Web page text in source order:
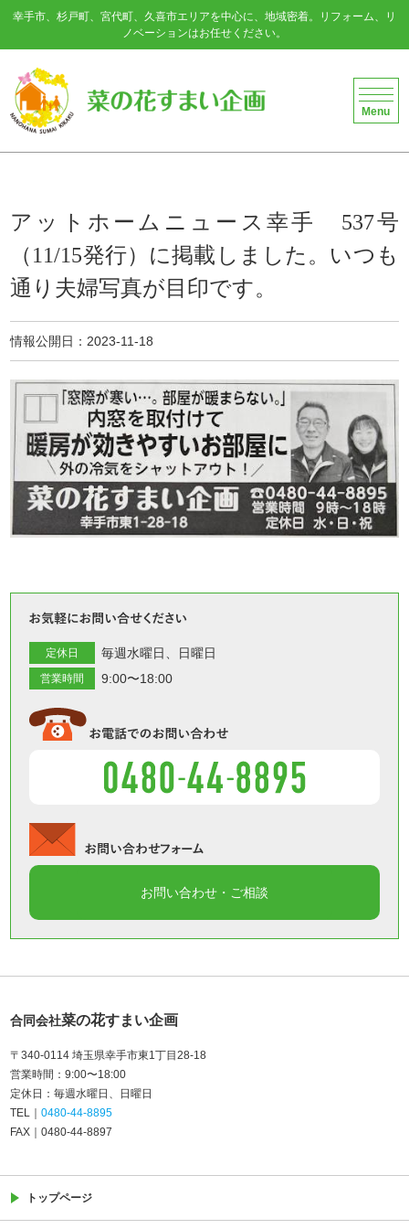
幸手市、杉戸町、宮代町、久喜市エリアを中心に、地域密着。リフォーム、リ
ノベーションはお任せください。
Menu
アットホームニュース幸手 537号
（11/15発行）に掲載しました。いつも
通り夫婦写真が目印です。
情報公開日 2023-11-18
定休日 毎週水曜日 日曜日
営業時間 9:00〜18:00
合同会社菜の花すまい企画
〒340-0114 埼玉県幸手市東1丁目28-18
営業時間
9:00〜18:00
定休日
毎週水曜日
日曜日
TEL
0480-44-8895
FAX
0480-44-8897
トップページ